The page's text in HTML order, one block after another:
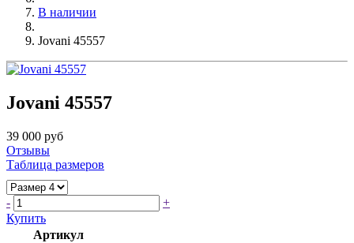
В наличии
Jovani 45557
Jovani 45557
39 000 руб
Отзывы
Таблица размеров
-
+
Купить
Артикул